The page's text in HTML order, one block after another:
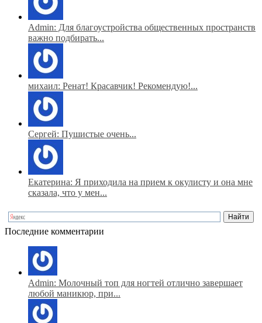
Admin: Для благоустройства общественных пространств
важно подбирать...
михаил: Ренат! Красавчик! Рекомендую!...
Сергей: Пушистые очень...
Екатерина: Я приходила на прием к окулисту и она мне
сказала, что у мен...
Последние комментарии
Admin: Молочный топ для ногтей отлично завершает
любой маникюр, при...